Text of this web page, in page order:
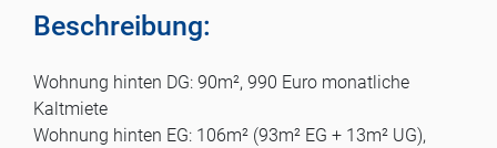
Beschreibung:
Wohnung hinten DG: 90m², 990 Euro monatliche
Kaltmiete
Wohnung hinten EG: 106m² (93m² EG + 13m² UG),